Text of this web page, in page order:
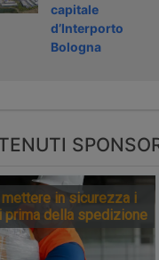
capitale
d’Interporto
Bologna
in sicurezza i
prima della spedizione